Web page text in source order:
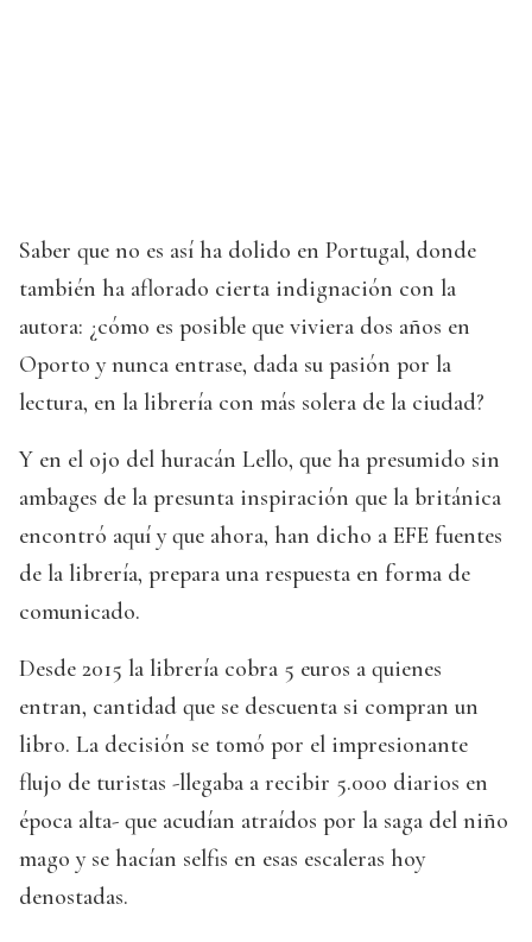
Saber que no es así ha dolido en Portugal, donde
también ha aflorado cierta indignación con la
autora: ¿cómo es posible que viviera dos años en
Oporto y nunca entrase, dada su pasión por la
lectura, en la librería con más solera de la ciudad?
Y en el ojo del huracán Lello, que ha presumido sin
ambages de la presunta inspiración que la británica
encontró aquí y que ahora, han dicho a EFE fuentes
de la librería, prepara una respuesta en forma de
comunicado.
Desde 2015 la librería cobra 5 euros a quienes
entran, cantidad que se descuenta si compran un
libro. La decisión se tomó por el impresionante
flujo de turistas -llegaba a recibir 5.000 diarios en
época alta- que acudían atraídos por la saga del niño
mago y se hacían selfis en esas escaleras hoy
denostadas.